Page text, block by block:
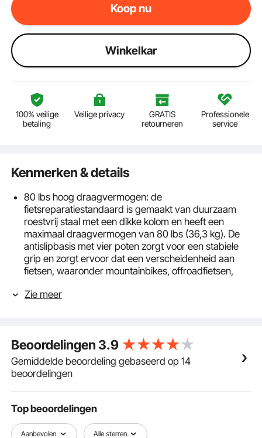
Koop nu
Winkelkar
100% veilige
betaling
Veilige privacy
GRATIS
retourneren
Professionele
service
Kenmerken & details
80 lbs hoog draagvermogen: de
fietsreparatiestandaard is gemaakt van duurzaam
roestvrij staal met een dikke kolom en heeft een
maximaal draagvermogen van 80 lbs (36,3 kg). De
antislipbasis met vier poten zorgt voor een stabiele
grip en zorgt ervoor dat een verscheidenheid aan
fietsen, waaronder mountainbikes, offroadfietsen,
worden ondersteund. Let op: Demonteer de
In hoogte verstelbaar: De hoogte kan snel worden
aangepast in het bereik van 1079,5 tot 1900 mm. Of u
nu liever zittend of staand werkt, het telescopische
statief past zich aan uw favoriete werkhouding aan.
verwisselen van banden, kettingsmering, montage en
andere onderhoudswerkzaamheden zonder uw rug
en nek te belasten.
Zie meer
Beoordelingen 3.9
Gemiddelde beoordeling gebaseerd op 14
beoordelingen
Top beoordelingen
Aanbevolen Alle sterren